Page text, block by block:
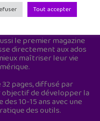
site de culture
le premier magazine
directement aux ados
maîtriser leur vie
32 pages, diffusé par
de développer la
10-15 ans avec une
des outils.
Tout accepter